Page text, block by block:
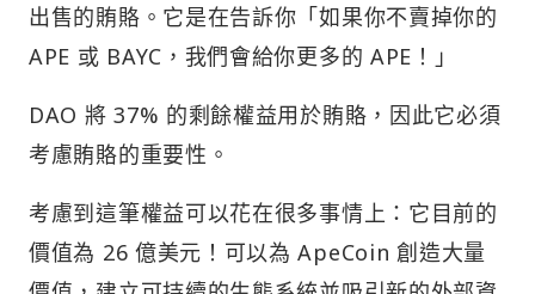
出售的賄賂。它是在告訴你「如果你不賣掉你的
APE 或 BAYC，我們會給你更多的 APE！」
DAO 將 37% 的剩餘權益用於賄賂，因此它必須
考慮賄賂的重要性。
考慮到這筆權益可以花在很多事情上：它目前的
價值為 26 億美元！可以為 ApeCoin 創造大量